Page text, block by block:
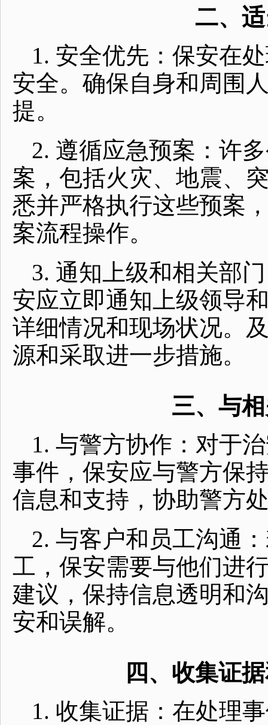
二、
1. 安全优先：保安在
安全。确保自身和周围
提。
2. 遵循应急预案：许
案，包括火灾、地震、
悉并严格执行这些预案
案流程操作。
3. 通知上级和相关部
安应立即通知上级领导
详细情况和现场状况。
源和采取进一步措施。
三、与
1. 与警方协作：对于
事件，保安应与警方保
信息和支持，协助警方
2. 与客户和员工沟通
工，保安需要与他们进
建议，保持信息透明和
安和误解。
四、收集证
1. 收集证据：在处理